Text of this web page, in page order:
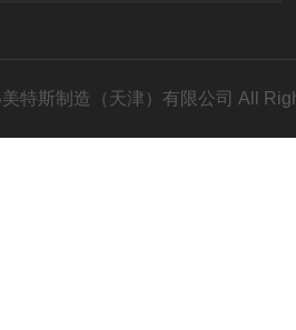
美特斯制造（天津）有限公司 All